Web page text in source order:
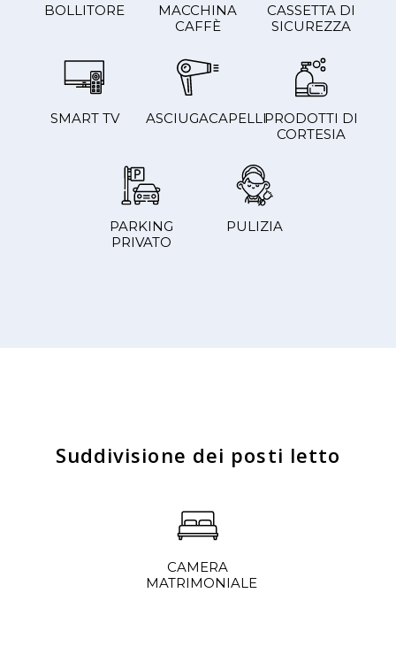
BOLLITORE
MACCHINA
CAFFÈ
CASSETTA DI
SICUREZZA
SMART TV ASCIUGACAPELLIPRODOTTI DI
CORTESIA
PARKING
PRIVATO
PULIZIA
Suddivisione dei posti letto
CAMERA
MATRIMONIALE